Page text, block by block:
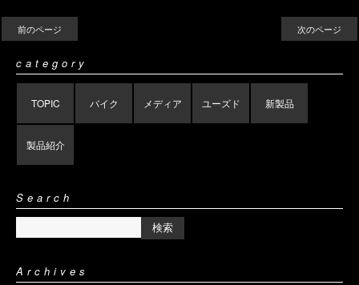
前のページ 次のページ
category
TOPIC バイク メディア ユーズド 新製品
製品紹介
Search
Archives